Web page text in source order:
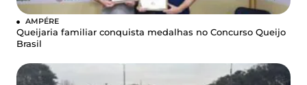
AMPÉRE
Queijaria familiar conquista medalhas no Concurso Queijo
Brasil